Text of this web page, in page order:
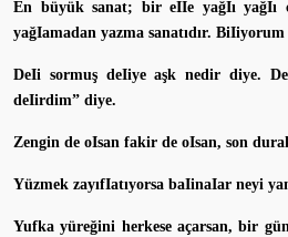
En büyük sanat; bir eIIe yağIı yağIı
yağIamadan yazma sanatıdır. BiIiyorum
DeIi sormuş deIiye aşk nedir diye.
deIirdim” diye.
Zengin de oIsan fakir de oIsan, son
Yüzmek zayıfIatıyorsa baIinaIar neyi
Yufka yüreğini herkese açarsan, bir